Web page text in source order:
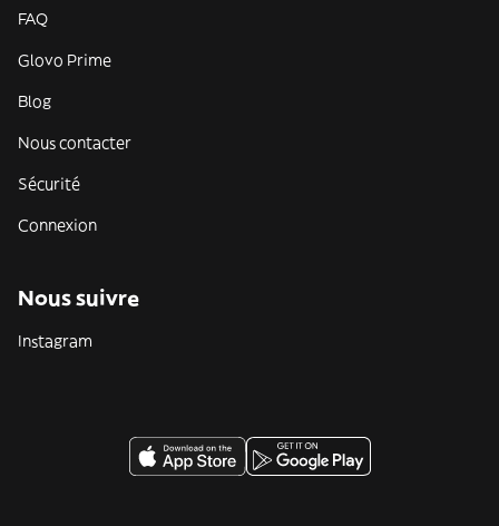
FAQ
Glovo Prime
Blog
Nous contacter
Sécurité
Connexion
Nous suivre
Instagram